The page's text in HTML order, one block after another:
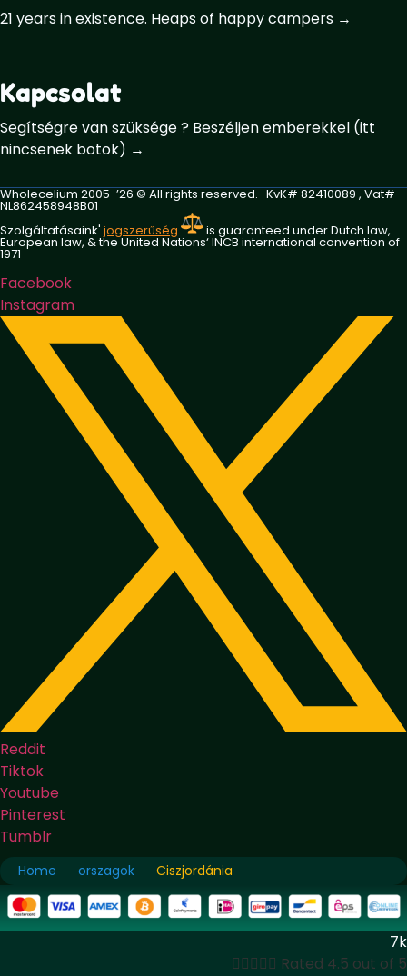
21 years in existence. Heaps of happy campers →
Kapcsolat
Segítségre van szüksége ? Beszéljen emberekkel (itt
nincsenek botok) →
Wholecelium 2005-’26 ©️ All rights reserved. KvK# 82410089 , Vat#
NL862458948B01
Szolgáltatásaink' jogszerűség is guaranteed under Dutch law,
European law, & the United Nations‘ INCB international convention of
1971
Facebook
Instagram
Reddit
Tiktok
Youtube
Pinterest
Tumblr
Home orszagok Ciszjordánia
7k
 Rated 4.5 out of 5